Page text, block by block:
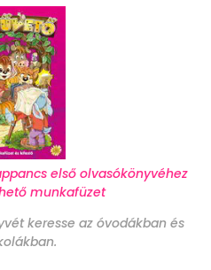
első olvasókönyvéhez
munkafüzet
keresse az óvodákban és